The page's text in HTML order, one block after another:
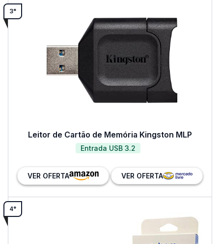
3°
Leitor de Cartão de Memória Kingston MLP
Entrada USB 3.2
VER OFERTA VER OFERTA
4°